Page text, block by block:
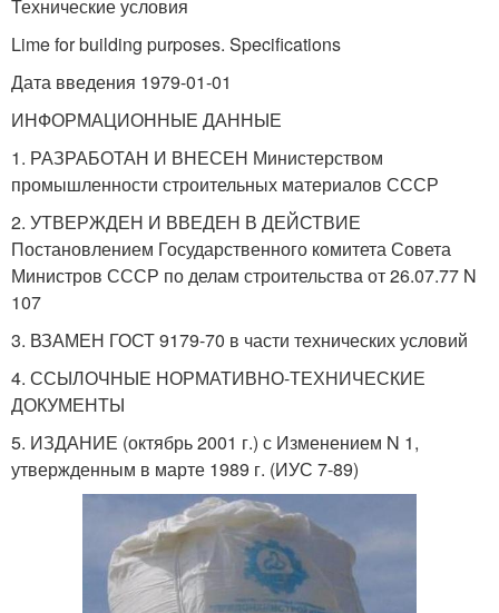
Технические условия
Lime for building purposes. Specifications
Дата введения 1979-01-01
ИНФОРМАЦИОННЫЕ ДАННЫЕ
1. РАЗРАБОТАН И ВНЕСЕН Министерством
промышленности строительных материалов СССР
2. УТВЕРЖДЕН И ВВЕДЕН В ДЕЙСТВИЕ
Постановлением Государственного комитета Совета
Министров СССР по делам строительства от 26.07.77 N
107
3. ВЗАМЕН ГОСТ 9179-70 в части технических условий
4. ССЫЛОЧНЫЕ НОРМАТИВНО-ТЕХНИЧЕСКИЕ
ДОКУМЕНТЫ
5. ИЗДАНИЕ (октябрь 2001 г.) с Изменением N 1,
утвержденным в марте 1989 г. (ИУС 7-89)